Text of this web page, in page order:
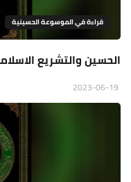
قراءة في الموسوعة الحسينية
الحسين والتشريع